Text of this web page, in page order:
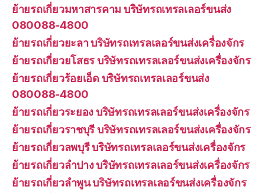
ย้ายรถเกี่ยวมหาสารคาม บริษัทรถเทรลเลอร์ขนส่ง
080088-4800
ย้ายรถเกี่ยวยะลา บริษัทรถเทรลเลอร์ขนส่งเครื่องจักร
ย้ายรถเกี่ยวยโสธร บริษัทรถเทรลเลอร์ขนส่งเครื่องจักร
ย้ายรถเกี่ยวร้อยเอ็ด บริษัทรถเทรลเลอร์ขนส่ง
080088-4800
ย้ายรถเกี่ยวระยอง บริษัทรถเทรลเลอร์ขนส่งเครื่องจักร
ย้ายรถเกี่ยวราชบุรี บริษัทรถเทรลเลอร์ขนส่งเครื่องจักร
ย้ายรถเกี่ยวลพบุรี บริษัทรถเทรลเลอร์ขนส่งเครื่องจักร
ย้ายรถเกี่ยวลำปาง บริษัทรถเทรลเลอร์ขนส่งเครื่องจักร
ย้ายรถเกี่ยวลำพูน บริษัทรถเทรลเลอร์ขนส่งเครื่องจักร